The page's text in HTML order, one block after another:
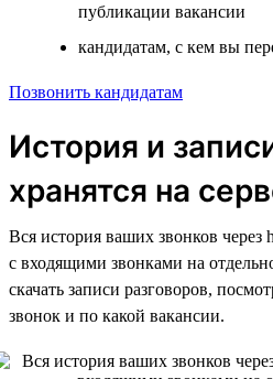
публикации вакансии
кандидатам, с кем вы
Позвонить кандидатам
История и
хранятся на
Вся история ваших звонков через
с входящими звонками на
скачать записи разговоров,
звонок и по какой вакансии.